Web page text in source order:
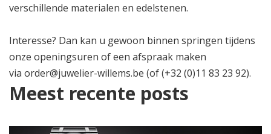
verschillende materialen en edelstenen.
Interesse? Dan kan u gewoon binnen springen tijdens
onze openingsuren of een afspraak maken
via order@juwelier-willems.be (of (+32 (0)11 83 23 92).
Meest recente posts